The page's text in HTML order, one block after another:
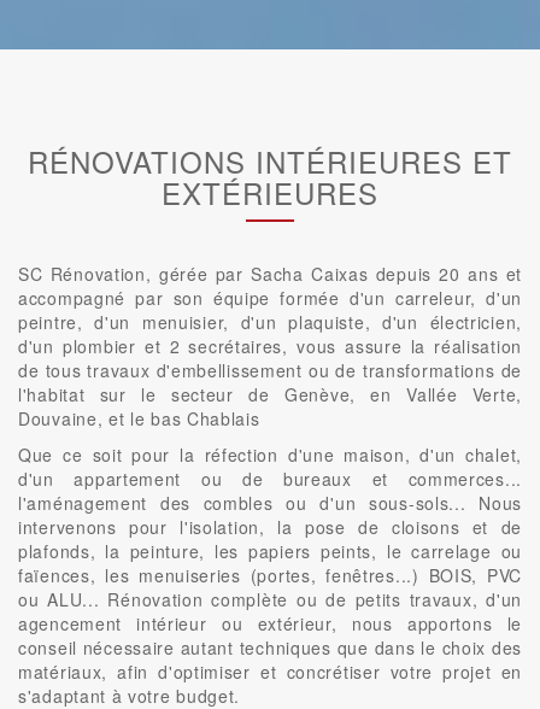
RÉNOVATIONS INTÉRIEURES ET
EXTÉRIEURES
SC Rénovation, gérée par Sacha Caixas depuis 20 ans et
accompagné par son équipe formée d'un carreleur, d'un
peintre, d'un menuisier, d'un plaquiste, d'un électricien,
d'un plombier et 2 secrétaires, vous assure la réalisation
de tous travaux d'embellissement ou de transformations de
l'habitat sur le secteur de Genève, en Vallée Verte,
Douvaine, et le bas Chablais
Que ce soit pour la réfection d'une maison, d'un chalet,
d'un appartement ou de bureaux et commerces...
l'aménagement des combles ou d'un sous-sols... Nous
intervenons pour l'isolation, la pose de cloisons et de
plafonds, la peinture, les papiers peints, le carrelage ou
faïences, les menuiseries (portes, fenêtres...) BOIS, PVC
ou ALU... Rénovation complète ou de petits travaux, d'un
agencement intérieur ou extérieur, nous apportons le
conseil nécessaire autant techniques que dans le choix des
matériaux, afin d'optimiser et concrétiser votre projet en
s'adaptant à votre budget.